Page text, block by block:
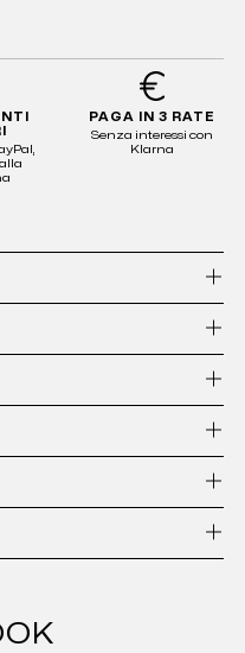
PAGA IN 3 RATE
Senza interessi con
Klarna